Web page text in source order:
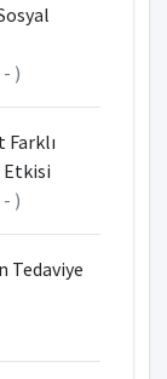
)
Etkisi
)
Tedaviye